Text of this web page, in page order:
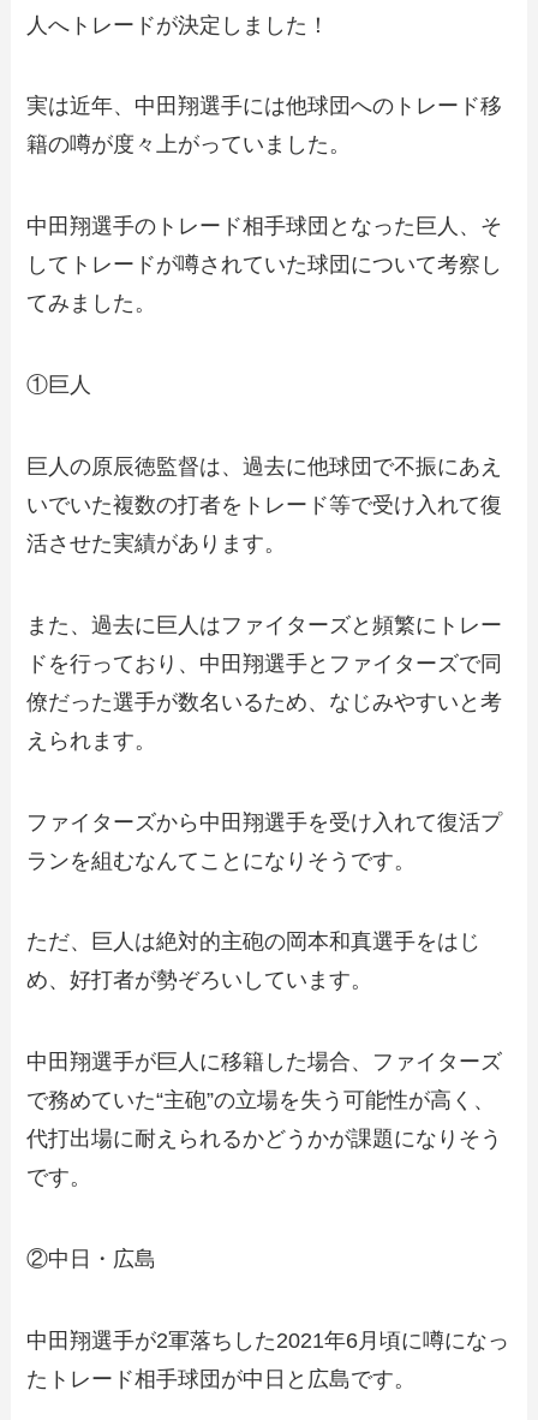
人へトレードが決定しました！
実は近年、中田翔選手には他球団へのトレード移
籍の噂が度々上がっていました。
中田翔選手のトレード相手球団となった巨人、そ
してトレードが噂されていた球団について考察し
てみました。
①巨人
巨人の原辰徳監督は、過去に他球団で不振にあえ
いでいた複数の打者をトレード等で受け入れて復
活させた実績があります。
また、過去に巨人はファイターズと頻繁にトレー
ドを行っており、中田翔選手とファイターズで同
僚だった選手が数名いるため、なじみやすいと考
えられます。
ファイターズから中田翔選手を受け入れて復活プ
ランを組むなんてことになりそうです。
ただ、巨人は絶対的主砲の岡本和真選手をはじ
め、好打者が勢ぞろいしています。
中田翔選手が巨人に移籍した場合、ファイターズ
で務めていた“主砲”の立場を失う可能性が高く、
代打出場に耐えられるかどうかが課題になりそう
です。
②中日・広島
中田翔選手が2軍落ちした2021年6月頃に噂になっ
たトレード相手球団が中日と広島です。